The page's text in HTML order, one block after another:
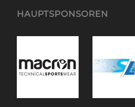
HAUPTSPONSOREN